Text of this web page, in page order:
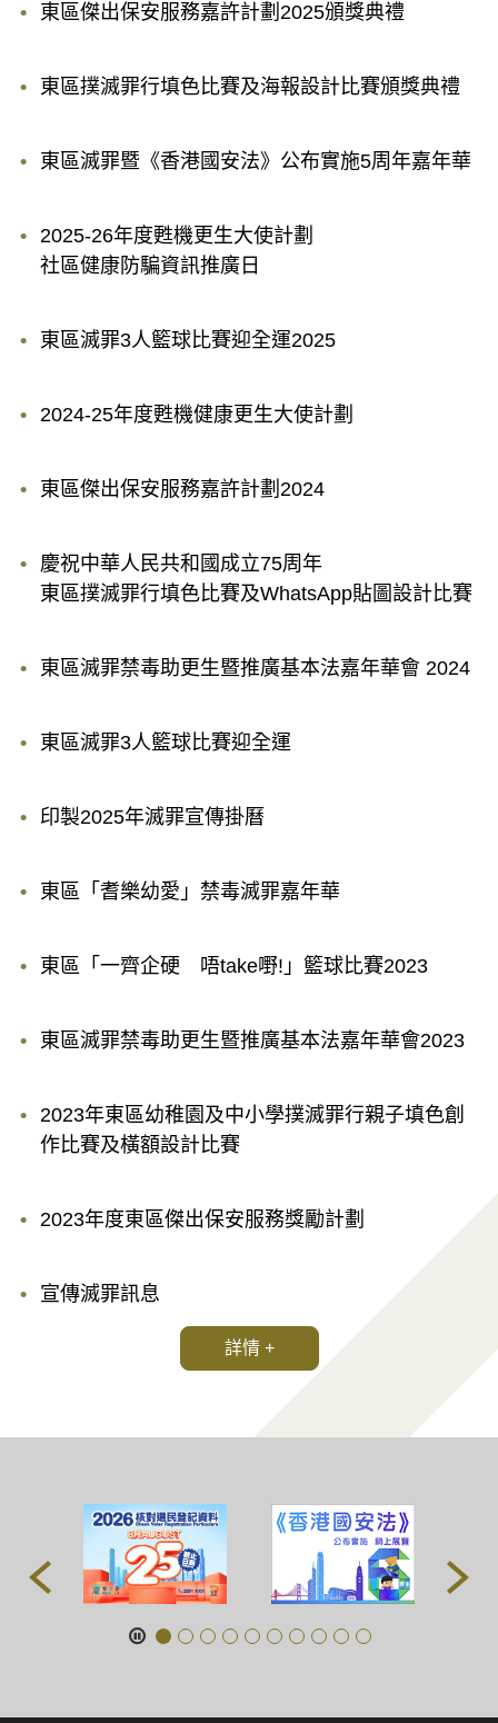
東區傑出保安服務嘉許計劃2025頒獎典禮
東區撲滅罪行填色比賽及海報設計比賽頒獎典禮
東區滅罪暨《香港國安法》公布實施5周年嘉年華
2025-26年度甦機更生大使計劃
社區健康防騙資訊推廣日
東區滅罪3人籃球比賽迎全運2025
2024-25年度甦機健康更生大使計劃
東區傑出保安服務嘉許計劃2024
慶祝中華人民共和國成立75周年
東區撲滅罪行填色比賽及WhatsApp貼圖設計比賽
東區滅罪禁毒助更生暨推廣基本法嘉年華會 2024
東區滅罪3人籃球比賽迎全運
印製2025年滅罪宣傳掛曆
東區「耆樂幼愛」禁毒滅罪嘉年華
東區「一齊企硬 唔take嘢!」籃球比賽2023
東區滅罪禁毒助更生暨推廣基本法嘉年華會2023
2023年東區幼稚園及中小學撲滅罪行親子填色創
作比賽及橫額設計比賽
2023年度東區傑出保安服務獎勵計劃
宣傳滅罪訊息
詳情 +